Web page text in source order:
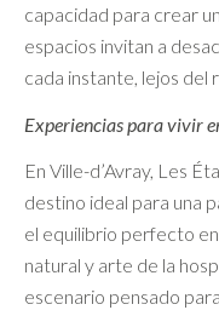
capacidad para crear
espacios invitan a
cada instante, lejos del
Experiencias para vivir
En Ville-d’Avray, Les
destino ideal para una
el equilibrio perfecto
natural y arte de la
escenario pensado